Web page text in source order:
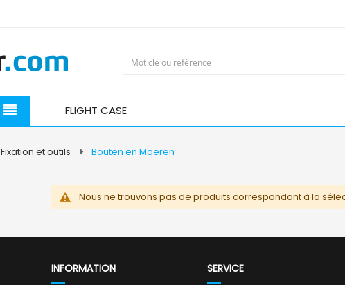
FLIGHT CASE
Fixation et outils Bouten en Moeren
Nous ne trouvons pas de produits correspondant à la
INFORMATION SERVICE